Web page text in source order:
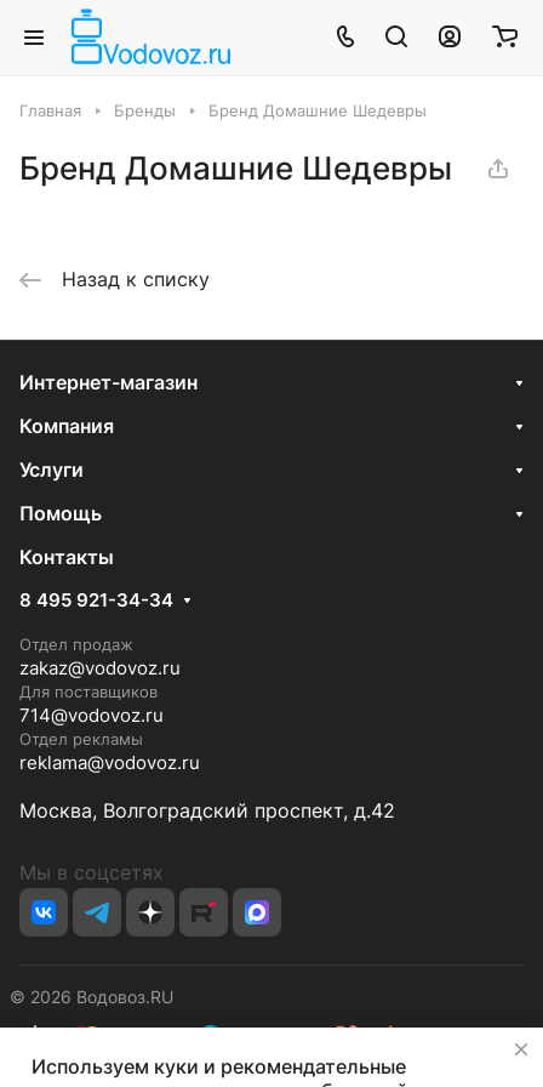
Главная Бренды Бренд Домашние Шедевры
Бренд Домашние Шедевры
Назад к списку
Интернет-магазин
Компания
Услуги
Помощь
Контакты
8 495 921-34-34
Отдел продаж
zakaz@vodovoz.ru
Для поставщиков
714@vodovoz.ru
Отдел рекламы
reklama@vodovoz.ru
Москва, Волгоградский проспект, д.42
Мы в соцсетях
© 2026 Водовоз.RU
КонфиденциальностьОферта
Используем куки и рекомендательные